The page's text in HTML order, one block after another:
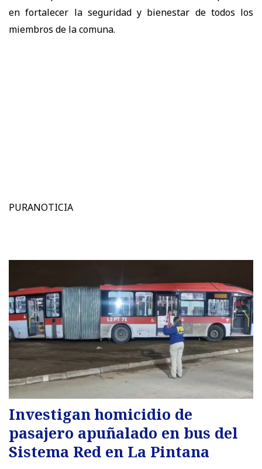
en fortalecer la seguridad y bienestar de todos los
miembros de la comuna.
PURANOTICIA
Investigan homicidio de
pasajero apuñalado en bus del
Sistema Red en La Pintana